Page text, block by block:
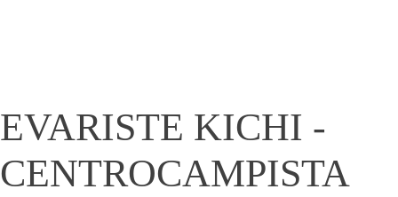
EVARISTE KICHI -
CENTROCAMPISTA